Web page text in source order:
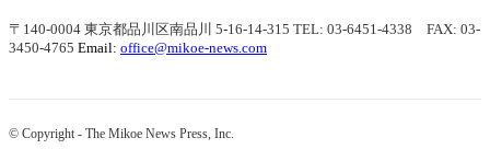
〒140-0004 東京都品川区南品川 5-16-14-315 TEL: 03-6451-4338 FAX: 03-
3450-4765 Email: office@mikoe-news.com
© Copyright - The Mikoe News Press, Inc.